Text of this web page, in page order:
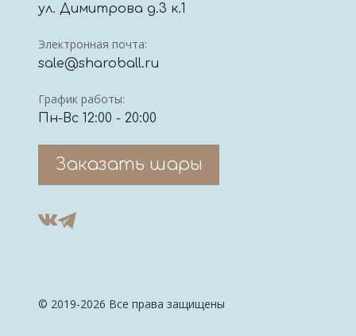
ул. Димитрова д.3 к.1
Электронная почта:
sale@sharoball.ru
График работы:
Пн-Вс 12:00 - 20:00
Заказать шары
© 2019-2026 Все права защищены